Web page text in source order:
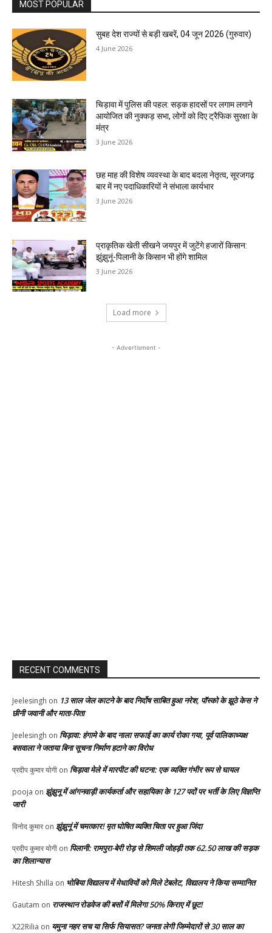
MOST POPULAR
सुबह देश राज्यों से बड़ी खबरें, 04 जून 2026 (गुरुवार)
4 June 2026
चिड़ावा में पुलिस की पहल: सड़क हादसों पर लगाम लगाने
आयोजित की नुक्कड़ सभा, लोगों को दिए ट्रैफिक सुरक्षा के
मंत्र
3 June 2026
छह माह की विशेष व्यवस्था के बाद बदला नेतृत्व, सूरजगढ़
बार में नए पदाधिकारियों ने संभाला कार्यभार
3 June 2026
प्राकृतिक खेती सीखने जयपुर में जुटेंगे हजारों किसान:
झुंझुनूं-पिलानी के किसान भी होंगे शामिल
3 June 2026
Load more
- Advertisment -
RECENT COMMENTS
Jeelesingh on 13 साल जेल काटने के बाद निर्दोष साबित हुआ नरेश, पॉस्को के झूठे केस ने
छीनी जवानी और माता-पिता
Jeelesingh on चिड़ावा: हंगामे के बाद नाला सफाई का कार्य रोका गया, पूर्व पालिकाध्यक्ष
बसवाला ने जताया बिना सूचना निर्माण हटाने का विरोध
प्रदीप कुमार योगी on चिड़ावा मेले में मारपीट की घटना: एक व्यक्ति गंभीर रूप से घायल
pooja on झुंझुनू में आंगनवाड़ी कार्यकर्ता और सहायिका के 127 पदों पर भर्ती के लिए विज्ञप्ति
जारी
विनोद कुमारon झुंझुनूं में चमत्कार! मृत घोषित व्यक्ति चिता पर हुआ जिंदा
प्रदीप कुमार योगी on पिलानी: रामपुरा-बेरी रोड़ से शिमली जोहड़ी तक 62.50 लाख की सड़क
का शिलान्यास
Hitesh Shilla on भोबिया विद्यालय में मेधावियों को मिले टेबलेट, विद्यालय ने किया सम्मानित
Gautam on राजस्थान रोडवेज की बसों में मिलेगा 50% किराए में छूट!
X22Rilia on यमुना नहर सच या सिर्फ सियासत? जनता लेगी जिम्मेदारों से 30 साल का